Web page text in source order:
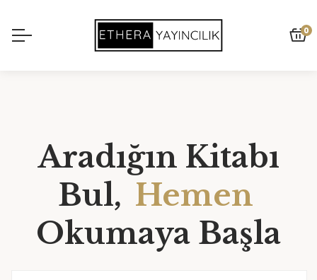
0
Aradığın Kitabı
Bul, Hemen
Okumaya Başla